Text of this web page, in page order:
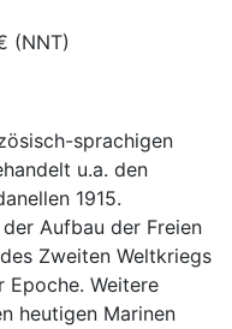
(NNT)
sprachigen
u.a. den
1915.
Aufbau der Freien
Zweiten Weltkriegs
Weitere
heutigen Marinen